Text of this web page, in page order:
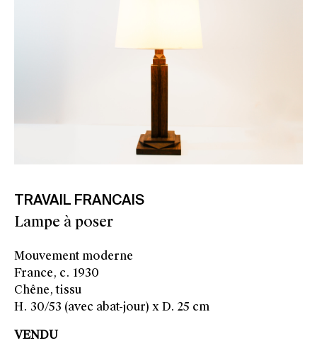
TRAVAIL FRANCAIS
Lampe à poser
Mouvement moderne
France, c. 1930
Chêne, tissu
H. 30/53 (avec abat-jour) x D. 25 cm
VENDU